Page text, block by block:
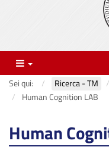
Menu
Sei qui: Ricerca - TM
Human Cognition LAB
Human